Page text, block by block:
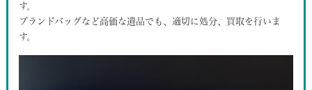
す。
ブランドバッグなど高価な遺品でも、適切に処分、買取を行いま
す。